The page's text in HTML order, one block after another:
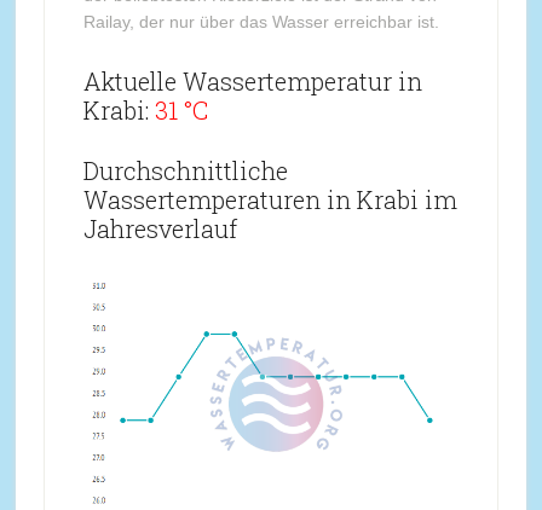
Railay, der nur über das Wasser erreichbar ist.
Aktuelle Wassertemperatur in
Krabi: 31 °C
Durchschnittliche
Wassertemperaturen in Krabi im
Jahresverlauf